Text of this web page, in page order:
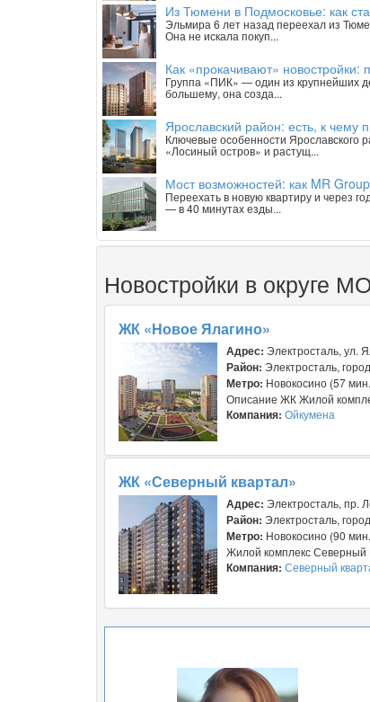
Из Тюмени в Подмосковье: как
Эльмира 6 лет назад переехал из
Она не искала покуп...
Как «прокачивают» новостройки:
Группа «ПИК» — один из крупнейших
большему, она созда...
Ярославский район: есть, к чему
Ключевые особенности Ярославского
«Лосиный остров» и растущ...
Мост возможностей: как MR
Переехать в новую квартиру и через
— в 40 минутах езды...
Новостройки в округе
ЖК «Новое Ялагино»
Адрес: Электросталь, ул.
Район: Электросталь,
Метро: Новокосино (57
Описание ЖК Жилой
Компания: Ойкумена
ЖК «Северный квартал»
Адрес: Электросталь, пр.
Район: Электросталь,
Метро: Новокосино (90
Жилой комплекс Северный
Компания: Северный